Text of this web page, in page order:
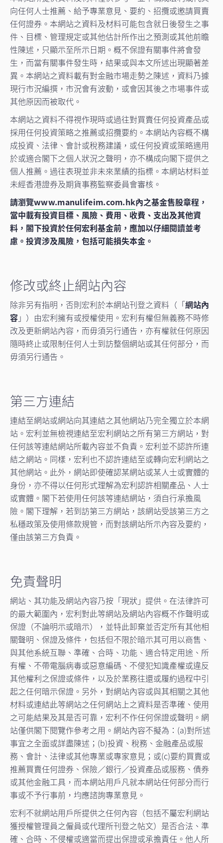
向任何人士推薦、給予專業意見、要約、招攬或邀請買賣
任何證券。本網站之資料及材料可能包含就日後發生之事
件、目標、管理規定或其他估計所作出之預測或其他前瞻
性陳述，只顯示至所示日期。概不保證有關事件將會發
生，而當有關事件發生時，結果或與本文所述出現顯著差
異。本網站之資料載有對金融市場走勢之陳述，資料乃據
現行市況編撰，市況會有波動，或會因其後之市場事件或
其他原因而被取代。
本網站之資料不得視作現時或過往對買賣任何投資產品或
採用任何投資策略之推薦或招攬要約。本網站內容概不構
成投資、法律、會計或稅務建議，或任何投資或策略適用
於或適合閣下之個人狀況之聲明，亦不構成向閣下提供之
個人推薦。過往表現並非未來業績的指標。本網站材料並
未經香港證券及期貨事務監察委員會審核。
請瀏覽www.manulifeim.com.hk內之基金售股章程，
當中載有投資目標、風險、費用、收費、支出及其他資
料，閣下投資於任何宏利基金前，應加以仔細閱讀並考
慮。投資涉及風險，包括可能損失本金。
修改或終止網站內容
除非另有指明，否則宏利於本網站刊登之資料（「網站內
容」）由宏利擁有或授權使用。宏利有權但無義務不時修
改及更新網站內容，而毋須另行通告，亦有權就任何原因
隨時終止或限制任何人士到訪整個網站或其任何部分，而
毋須另行通告。
第三方連結
連結至網站或網站向其連結之其他網站乃完全獨立於本網
站。宏利並無檢視連結至宏利網站之所有第三方網站，對
任何該等連結網站所載內容並不負責。宏利並不認許所連
結之網站。同樣，宏利也不認許連結至或轉向宏利網站之
其他網站。此外，網站即使確認某網站或某人士或實體的
身份，亦不得以任何形式理解為宏利認許相關產品、人士
或實體。閣下若使用任何該等連結網站，須自行承擔風
險。閣下理解，若到訪第三方網站，該網站受該第三方之
私穩政策及使用條款規管，而對該網站所示內容及要約，
僅由該第三方負責。
免責聲明
網站、其功能及網站內容乃按「現狀」提供。在法律許可
的最大範圍內，宏利對此等網站及網站內容概不作聲明或
保證（不論明示或暗示），並特此卸棄並否定所有其他相
關聲明、保證及條件，包括但不限於暗示其可用以商售、
與其他系統互聯、準確、合時、功能、適合特定用途、所
有權、不帶電腦病毒或惡意編碼、不侵犯知識產權或違反
其他權利之保證或條件，以及於業務往還或履約過程中引
起之任何暗示保證。另外，對網站內容或與其相關之其他
材料或連結此等網站之任何網站上之資料是否準確、使用
之可能結果及其是否可靠，宏利不作任何保證或聲明。網
站僅供閣下閱覽作參考之用。網站內容不擬為：(a)對所述
事宜之全面或詳盡陳述；(b)投資、稅務、金融產品或服
務、會計、法律或其他專業或專家意見；或(c)要約買賣或
推薦買賣任何證券、保險／銀行／投資產品或服務、債券
或其他金融工具，而本網站用戶凡就本網站任何部分而行
事或不予行事前，均應諮詢專業意見。
宏利不就網站用戶所提供之任何內容（包括不屬宏利網站
獲授權管理員之僱員或代理所刊登之帖文）是否合法、準
確、合時、不侵權或適當而提出保證或承擔責任。他人所